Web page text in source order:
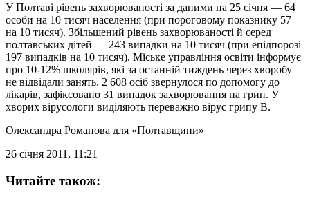
У Полтаві рівень захворюваності за даними на 25 січня — 64
особи на 10 тисяч населення (при пороговому показнику 57
на 10 тисяч). Збільшений рівень захворюваності й серед
полтавських дітей — 243 випадки на 10 тисяч (при епідпорозі
197 випадків на 10 тисяч). Міське управління освіти інформує
про 10-12% школярів, які за останній тиждень через хворобу
не відвідали занять. 2 608 осіб звернулося по допомогу до
лікарів, зафіксовано 31 випадок захворювання на грип. У
хворих вірусологи виділяють переважно вірус грипу В.
Олександра Романова для «Полтавщини»
26 січня 2011, 11:21
Читайте також: